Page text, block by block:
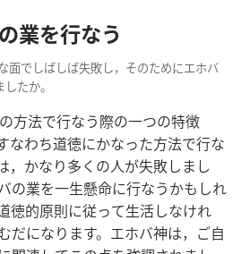
業を行なう
面でしばしば失敗し，そのためにエホバ
たか。
方法で行なう際の一つの特徴
なわち道徳にかなった方法で行な
，かなり多くの人が失敗しまし
の業を一生懸命に行なうかもしれ
徳的原則に従って生活しなけれ
だになります。エホバ神は，ご自